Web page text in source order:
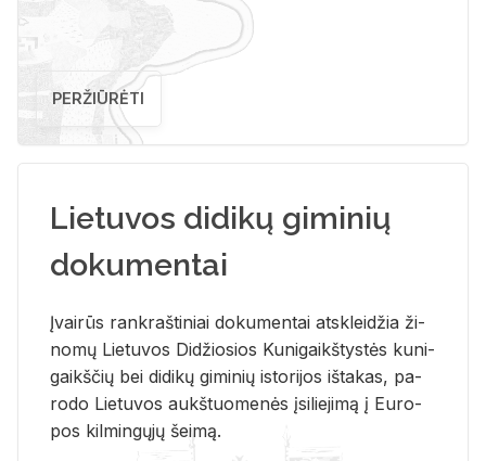
PERŽIŪRĖTI
Lietuvos didikų giminių
dokumentai
Įvai­rūs rank­raš­ti­niai do­ku­men­tai at­sklei­džia ži­
no­mų Lie­tu­vos Di­džio­sios Ku­ni­gaikš­tys­tės ku­ni­
gaikš­čių bei di­di­kų gi­mi­nių is­to­ri­jos iš­ta­kas, pa­
ro­do Lie­tu­vos aukš­tuo­me­nės įsi­lie­ji­mą į Eu­ro­
pos kil­min­gų­jų šei­mą.